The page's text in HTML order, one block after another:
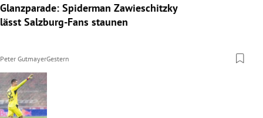
Glanzparade: Spiderman Zawieschitzky
lässt Salzburg-Fans staunen
Peter GutmayerGestern